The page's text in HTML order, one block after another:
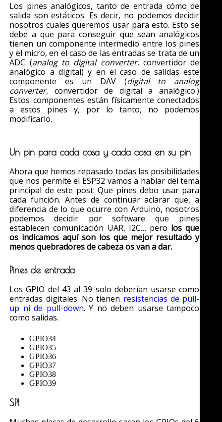
Los pines analógicos, tanto de entrada cómo de
salida son estáticos. Es decir, no podemos decidir
nosotros cuales queremos usar para esto. Esto se
debe a que para conseguir que sean analógicos
tienen un componente intermedio entre los pines
y el micro, en el caso de las entradas se trata de un
ADC (analog to digital converter, convertidor de
analógico a digital) y en el caso de salidas este
componente es un DAV (digital to analog
converter, convertidor de digital a analógico.)
Estos componentes están físicamente conectados
a estos pines y, por lo tanto, no podemos
modificarlo.
Un pin para cada cosa y cada cosa en su pin
Ahora que hemos repasado todas las posibilidades
que nos permite el ESP32 vamos a hablar del tema
principal de este post: Que pines debo usar para
cada función. Antes de continuar aclarar que, a
diferencia de lo que ocurre con Arduino, nosotros
podemos decidir por software que pines
establecen comunicación UAR, I2C… pero los que
os indicamos aquí son los que mejor resultado y
menos quebradores de cabeza os van a dar.
Pines de entrada
Los GPIO del 43 al 39 solo deberían usarse como
entradas digitales. No tienen resistencias de pull-
up ni de pull-down. Y no deben usarse tampoco
como salidas.
GPIO34
GPIO35
GPIO36
GPIO37
GPIO38
GPIO39
SPI